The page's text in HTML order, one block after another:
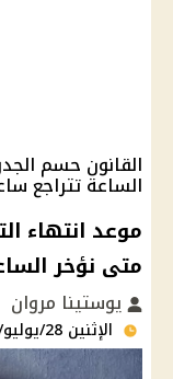
الساعة تتراجع
متى نؤخر
يوستينا مروان
الإثنين 28/يوليو/2025 - 06:38 م